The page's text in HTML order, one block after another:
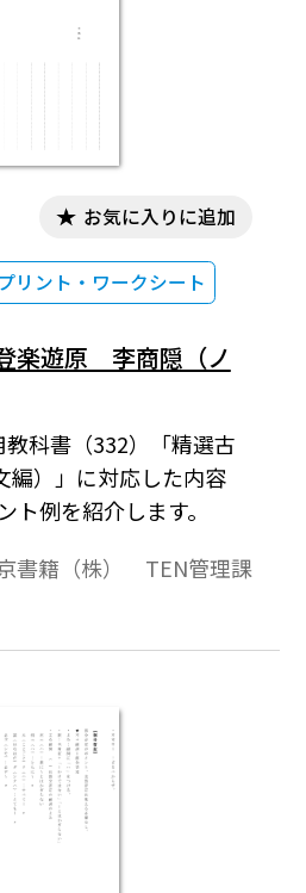
リント・ワークシート
お気に入りに追加
楽遊原 李商隠（ノ
科書（332）「精選古
編）」に対応した内容
ト例を紹介します。
書籍（株） TEN管理課